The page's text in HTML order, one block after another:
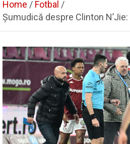
Home
Fotbal
Șumudică despre Clinton